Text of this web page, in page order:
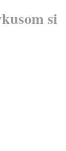
si